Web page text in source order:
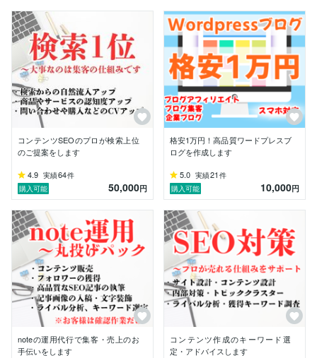
営するサイトにおいてSEOライティングを定期的に取
り組み、お問い合わせやCVの拡大を実現。
■■特徴■■
・徹底したリサーチや経験をもとにしたライティング
・品質重視したコンテンツ作成
・女性ユーザー様からも共感を得るコンテンツだと好評
を頂いております
・累計販売数1,400件突破
・累計売上2,500万円突破
・顧客満足度5.0
・プラチナランク獲得
・文章・記事の作成：第1位獲得
・ライティング・ネーミング部門：第1位獲得
※2020年12月21日〜12月29日／4626人中
・「第28回新風舎出版賞ノンフィクション部門」優秀
賞受賞。
■■現在までの主な執筆ジャンル■■
○医療・介護・健康分野
医療関係、訪問診療、訪問歯科、整体、鍼灸、整骨、マ
コンテンツSEOのプロが検索上位
のご提案をします
4.9 実績64件
購入可能
50,000円
格安1万円！高品質ワードプレスブ
ログを作成します
5.0 実績21 件
購入可能
10,000円
noteの運用代行で集客・売上のお
手伝いをします
コンテンツ作成のキーワード選
定・アドバイスします